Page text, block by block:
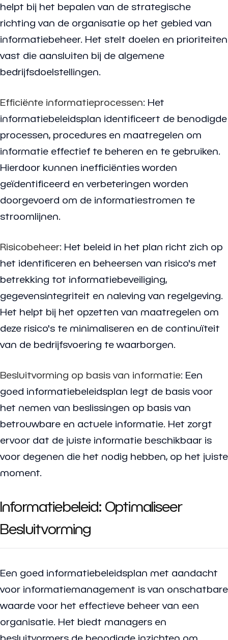
helpt bij het bepalen van de strategische
richting van de organisatie op het gebied van
informatiebeheer. Het stelt doelen en prioriteiten
vast die aansluiten bij de algemene
bedrijfsdoelstellingen.
Efficiënte informatieprocessen: Het
informatiebeleidsplan identificeert de benodigde
processen, procedures en maatregelen om
informatie effectief te beheren en te gebruiken.
Hierdoor kunnen inefficiënties worden
geïdentificeerd en verbeteringen worden
doorgevoerd om de informatiestromen te
stroomlijnen.
Risicobeheer: Het beleid in het plan richt zich op
het identificeren en beheersen van risico's met
betrekking tot informatiebeveiliging,
gegevensintegriteit en naleving van regelgeving.
Het helpt bij het opzetten van maatregelen om
deze risico's te minimaliseren en de continuïteit
van de bedrijfsvoering te waarborgen.
Besluitvorming op basis van informatie: Een
goed informatiebeleidsplan legt de basis voor
het nemen van beslissingen op basis van
betrouwbare en actuele informatie. Het zorgt
ervoor dat de juiste informatie beschikbaar is
voor degenen die het nodig hebben, op het juiste
moment.
Informatiebeleid: Optimaliseer
Besluitvorming
Een goed informatiebeleidsplan met aandacht
voor informatiemanagement is van onschatbare
waarde voor het effectieve beheer van een
organisatie. Het biedt managers en